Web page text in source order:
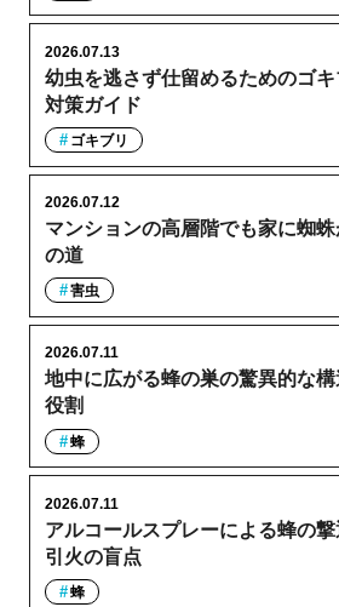
幼虫を逃さず仕留めるためのゴ
対策ガイド
2026.07.13
ゴキブリ
マンションの高層階でも家に蜘
の道
2026.07.12
害虫
地中に広がる蜂の巣の驚異的な
役割
2026.07.11
蜂
アルコールスプレーによる蜂の
引火の盲点
2026.07.11
蜂